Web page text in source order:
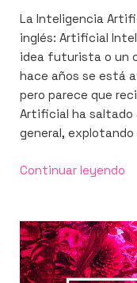
La Inteligencia
inglés: Artificial
idea futurista o un
hace años se está
pero parece que
Artificial ha saltado
general,
Continuar leyendo
la